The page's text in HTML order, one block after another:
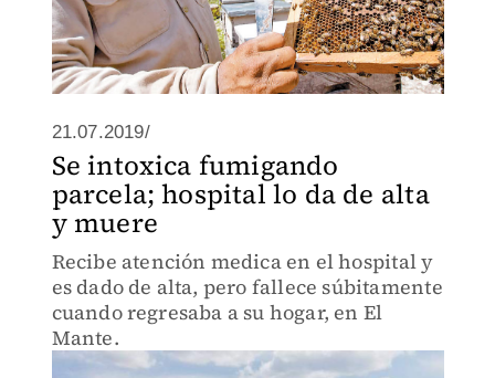
21.07.2019/
Se intoxica fumigando
parcela; hospital lo da de alta
y muere
Recibe atención medica en el hospital y
es dado de alta, pero fallece súbitamente
cuando regresaba a su hogar, en El
Mante.